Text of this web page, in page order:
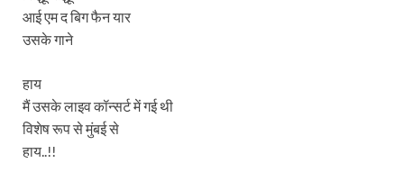
आई एम द बिग फैन यार
उसके गाने
हाय
मैं उसके लाइव कॉन्सर्ट में गई थी
विशेष रूप से मुंबई से
हाय..!!